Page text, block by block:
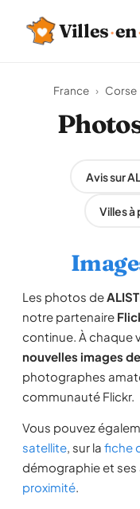
Villes·en
France › Corse
Avis sur
Villes à
Les photos de
notre partenaire
continue. À chaque
nouvelles images
photographes
communauté Flickr.
Vous pouvez
satellite, sur la fiche
démographie et ses
proximité.